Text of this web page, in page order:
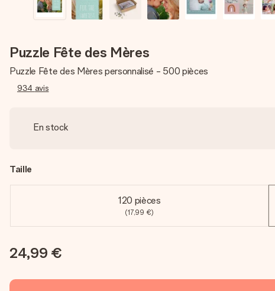
Puzzle Fête des Mères
Puzzle Fête des Mères personnalisé - 500 pièces
934 avis
En stock
Taille
120 pièces
(17,99 €)
24,99 €